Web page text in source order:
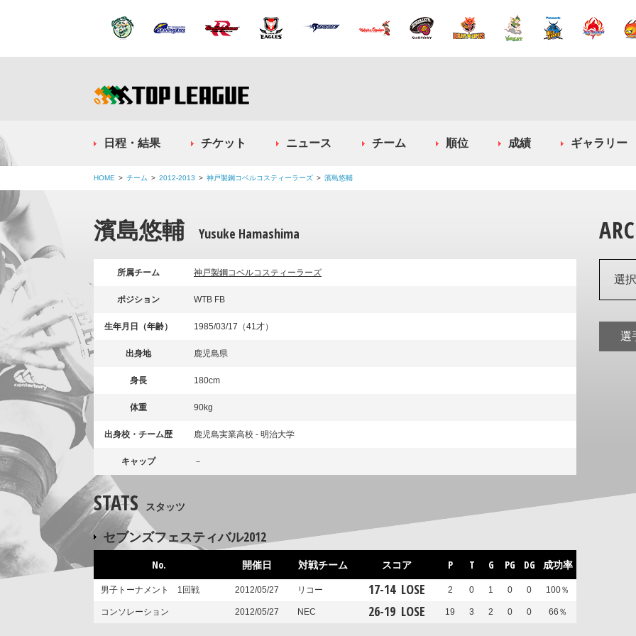
日程・結果 チケット ニュース チーム 順位 成績 ギャラリー
HOME チーム 2012-2013 神戸製鋼コベルコスティーラーズ 濱島悠輔
濱島悠輔 Yusuke Hamashima
所属チーム 神戸製鋼コベルコスティーラーズ
ポジション WTB FB
生年月日（年齢） 1985/03/17（41才）
出身地 鹿児島県
身長 180cm
体重 90kg
出身校・チーム歴 鹿児島実業高校 - 明治大学
キャップ －
STATS スタッツ
セブンズフェスティバル2012
No. 開催日 対戦チーム スコア P T G PG DG 成功率
男子トーナメント 1回戦 2012/05/27 リコー 17-14 LOSE 2 0 1 0 0 100％
コンソレーション 2012/05/27 NEC 26-19 LOSE 19 3 2 0 0 66％
選
選